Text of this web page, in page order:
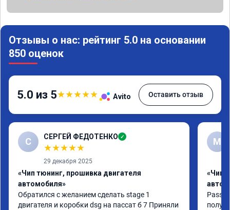
Отзывы о нас: рейтинг 5.0 на основании
850 оценок
5.0 из 5★★★★★ Avito Оставить отзыв
С СЕРГЕЙ ФЕДОТЕНКО ✓
★★★★★
29 декабря 2025
«Чип тюнинг, прошивка двигателя
автомобиля»
Обратился с желанием сделать stage 1
двигателя и коробки dsg на пассат б 7 Приняли
M
«Чип